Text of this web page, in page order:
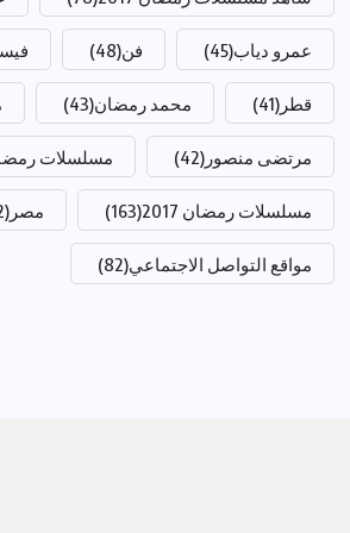
عمرو دياب(45) فن(48)
قطر (41) محمد رمضان(43)
مرتضى منصور (42) مسلسلات
مسلسلات رمضان 2017 (163) مصر (182)
مواقع التواصل الاجتماعي(82)